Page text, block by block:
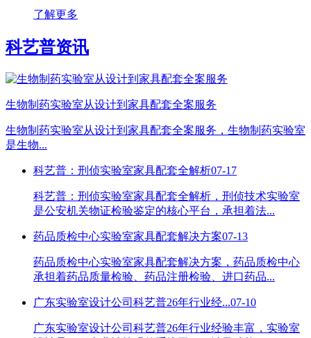
了解更多
科艺普资讯
生物制药实验室从设计到家具配套全案服务
生物制药实验室从设计到家具配套全案服务，生物制药实验室
是生物...
科艺普：刑侦实验室家具配套全解析07-17
科艺普：刑侦实验室家具配套全解析，刑侦技术实验室
是公安机关物证检验鉴定的核心平台，承担着法...
药品质检中心实验室家具配套解决方案07-13
药品质检中心实验室家具配套解决方案，药品质检中心
承担着药品质量检验、药品注册检验、进口药品...
广东实验室设计公司科艺普26年行业经...07-10
广东实验室设计公司科艺普26年行业经验丰富，实验室